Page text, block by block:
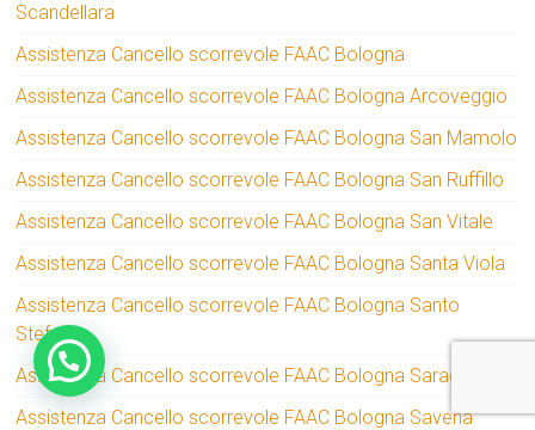
Scandellara
Assistenza Cancello scorrevole FAAC Bologna
Assistenza Cancello scorrevole FAAC Bologna Arcoveggio
Assistenza Cancello scorrevole FAAC Bologna San Mamolo
Assistenza Cancello scorrevole FAAC Bologna San Ruffillo
Assistenza Cancello scorrevole FAAC Bologna San Vitale
Assistenza Cancello scorrevole FAAC Bologna Santa Viola
Assistenza Cancello scorrevole FAAC Bologna Santo
Stefano
Assistenza Cancello scorrevole FAAC Bologna Saragozza
Assistenza Cancello scorrevole FAAC Bologna Savena